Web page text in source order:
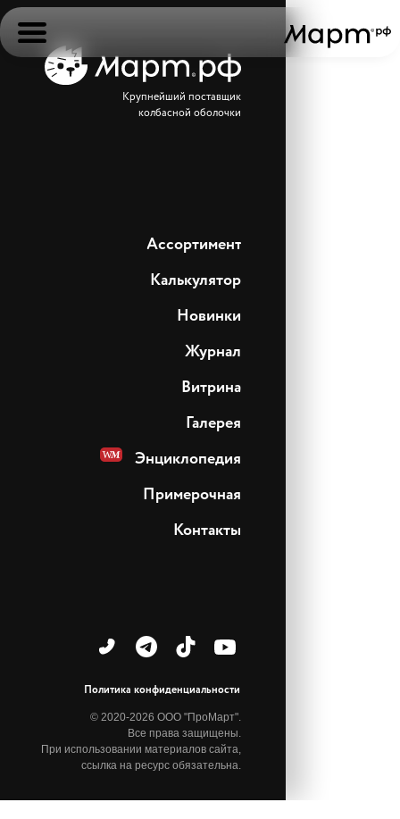
Ассортимент
Новинки
Журнал
Галерея
Витрина
Энциклопедия
Примерочная
Контакты
© 2020-2026 ООО "ПроМарт".
Все права защищены.
При использовании материалов сайта,
ссылка на ресурс обязательна.
Политика конфиденциальности
Крупнейший поставщик
колбасной оболочки
Калькулятор